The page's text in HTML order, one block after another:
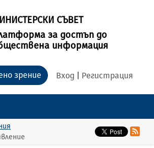
СЪВЕТ
за достъп до
информация
Вход Регистрация
зрение